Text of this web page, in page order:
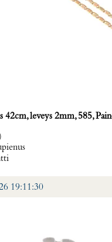
42cm, leveys 2mm, 585,
19:11:30